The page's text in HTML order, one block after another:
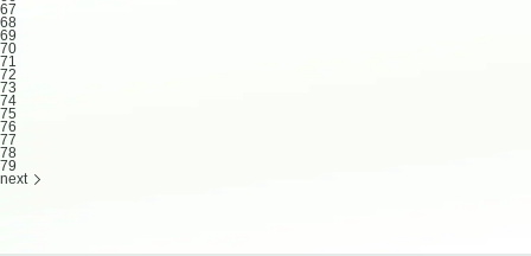
67
68
69
70
71
72
73
74
75
76
77
78
79
next